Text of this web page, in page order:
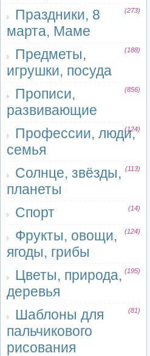
Праздники, 8
марта, Маме
(273)
Предметы,
игрушки, посуда
(188)
Прописи,
развивающие
(856)
Профессии, люди,
семья
(124)
Солнце, звёзды,
планеты
(113)
Спорт (14)
Фрукты, овощи,
ягоды, грибы
(124)
Цветы, природа,
деревья
(195)
Шаблоны для
пальчикового
рисования
(81)